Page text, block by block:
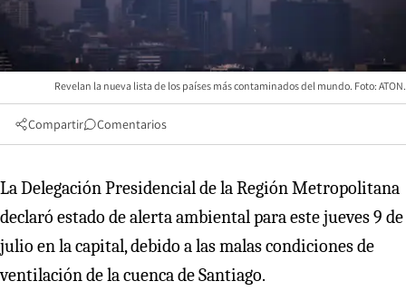
Revelan la nueva lista de los países más contaminados del mundo. Foto: ATON.
Compartir Comentarios
La Delegación Presidencial de la Región Metropolitana
declaró estado de alerta ambiental para este jueves 9 de
julio en la capital, debido a las malas condiciones de
ventilación de la cuenca de Santiago.